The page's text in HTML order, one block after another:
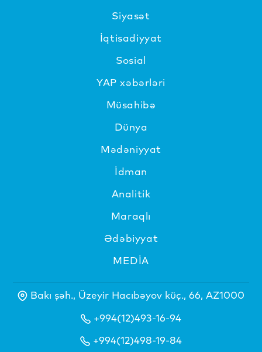
Siyasət
İqtisadiyyat
Sosial
YAP xəbərləri
Müsahibə
Dünya
Mədəniyyat
İdman
Analitik
Maraqlı
Ədəbiyyat
MEDİA
Bakı şəh., Üzeyir Hacıbəyov küç., 66, AZ1000
+994(12)493-16-94
+994(12)498-19-84